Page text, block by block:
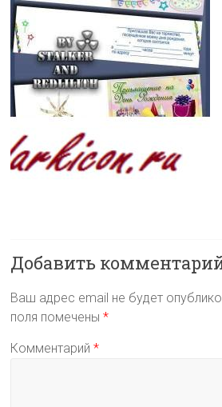
Добавить
Ваш адрес email не будет
поля помечены*
Комментарий*